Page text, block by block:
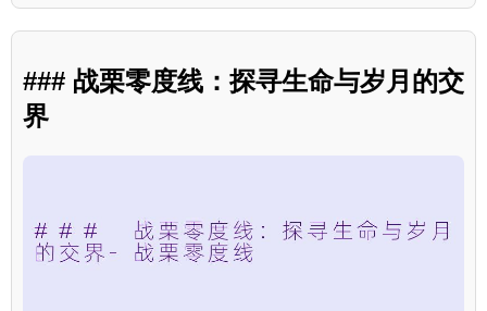
### 战栗零度线：探寻生命与岁月的交
界